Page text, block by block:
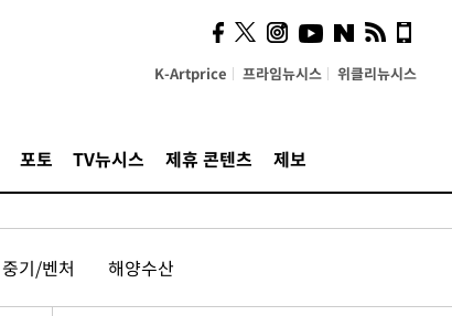
K-Artprice 프라임뉴시스 위클리뉴시스
포토 TV뉴시스 제휴 콘텐츠 제보
중기/벤처 해양수산